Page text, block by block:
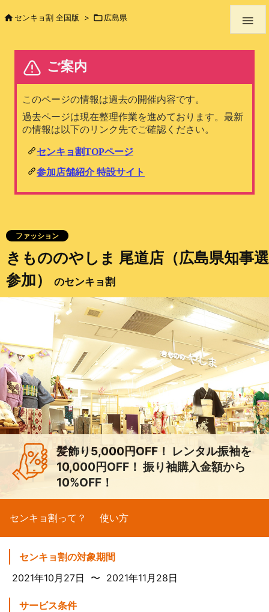

センキョ割 全国版 > 広島県
ファッション
きもののやしま 尾道店（広島県知事選
参加）
のセンキョ割
髪飾り5,000円OFF！ レンタル振袖を
10,000円OFF！ 振り袖購入金額から
10%OFF！
センキョ割って？ 使い方
センキョ割の対象期間
2021年10月27日 〜 2021年11月28日
サービス条件